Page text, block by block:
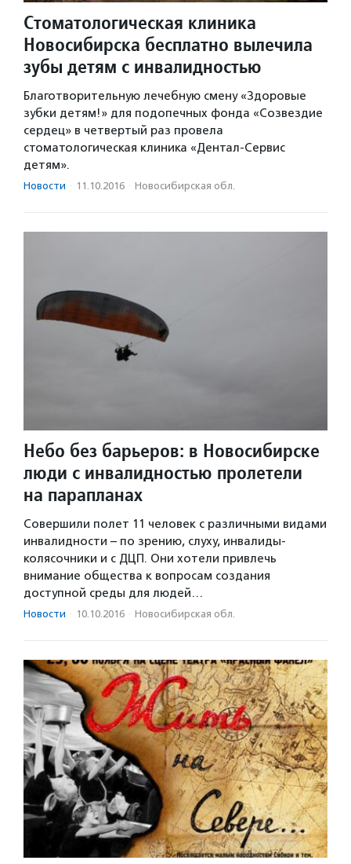
Стоматологическая клиника
Новосибирска бесплатно вылечила
зубы детям с инвалидностью
Благотворительную лечебную смену «Здоровые
зубки детям!» для подопечных фонда «Созвездие
сердец» в четвертый раз провела
стоматологическая клиника «Дентал-Сервис
детям».
Новости · 11.10.2016 · Новосибирская обл.
Небо без барьеров: в Новосибирске
люди с инвалидностью пролетели
на парапланах
Совершили полет 11 человек с различными видами
инвалидности – по зрению, слуху, инвалиды-
колясочники и с ДЦП. Они хотели привлечь
внимание общества к вопросам создания
доступной среды для людей…
Новости · 10.10.2016 · Новосибирская обл.